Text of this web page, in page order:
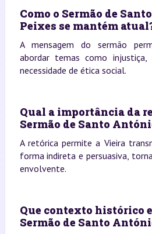
Como o Sermão de
Peixes se mantém
A mensagem do sermão
abordar temas como injustiça,
necessidade de ética social.
Qual a importância da
Sermão de Santo
A retórica permite a Vieira
forma indireta e persuasiva,
envolvente.
Que contexto histórico
Sermão de Santo